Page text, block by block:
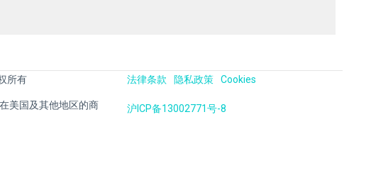
所有
美国及其他地区的商
法律条款 隐私政策 Cookies
沪ICP备13002771号-8